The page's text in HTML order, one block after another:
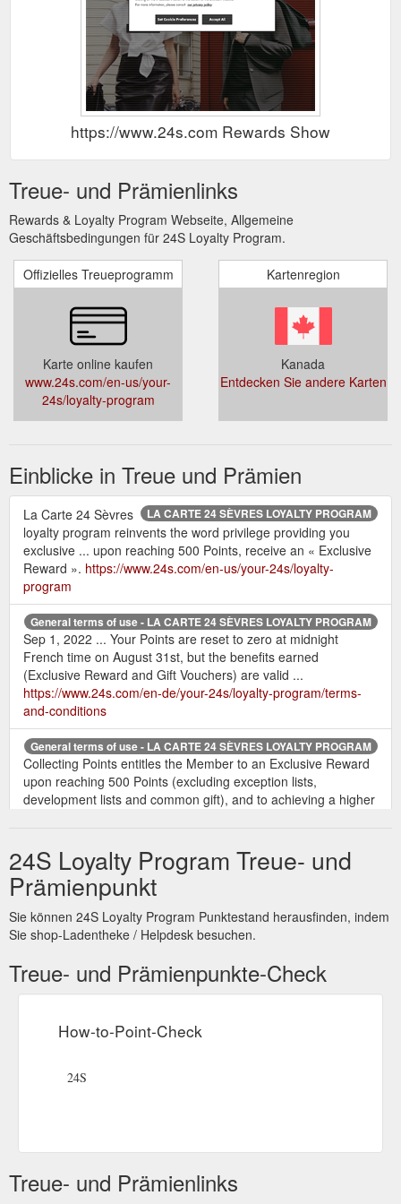
https://www.24s.com Rewards Show
Treue- und Prämienlinks
Rewards & Loyalty Program Webseite, Allgemeine
Geschäftsbedingungen für 24S Loyalty Program.
Offizielles Treueprogramm
Karte online kaufen
www.24s.com/en-us/your-
24s/loyalty-program
Kartenregion
Kanada
Entdecken Sie andere Karten
Einblicke in Treue und Prämien
LA CARTE 24 SÈVRES LOYALTY PROGRAM
La Carte 24 Sèvres
loyalty program reinvents the word privilege providing you
exclusive ... upon reaching 500 Points, receive an « Exclusive
Reward ». https://www.24s.com/en-us/your-24s/loyalty-
program
General terms of use - LA CARTE 24 SÈVRES LOYALTY PROGRAM
Sep 1, 2022 ... Your Points are reset to zero at midnight
French time on August 31st, but the benefits earned
(Exclusive Reward and Gift Vouchers) are valid ...
https://www.24s.com/en-de/your-24s/loyalty-program/terms-
and-conditions
General terms of use - LA CARTE 24 SÈVRES LOYALTY PROGRAM
Collecting Points entitles the Member to an Exclusive Reward
upon reaching 500 Points (excluding exception lists,
development lists and common gift), and to achieving a higher
CALCULATION RULE Spend €1 or $1 or £1 = Collect 1 Point
https://www.24s.com/en-us/your-24s/loyalty-program/terms-
and-conditions
FAQ
Can I exchange my order at Le Bon Marché? My
Account. How do I link my online account to La Carte 24
Sèvres loyalty program ?
https://www.24s.com/en-us/your-
24s/faq
Exclusive Reward works? more_info.delivery.title2. Returns
Vuitton Moët Hennessy (LVMH) group. Customer service.
Customer service Shipping and Returns ...
专场促销邀请.https://www.24s.com/zh-ca/your-24s/loyalty-
program
24S Loyalty Program Treue- und
Prämienpunkt
Sie können 24S Loyalty Program Punktestand herausfinden, indem
Sie shop-Ladentheke / Helpdesk besuchen.
Treue- und Prämienpunkte-Check
How-to-Point-Check
24S
Treue- und Prämienlinks